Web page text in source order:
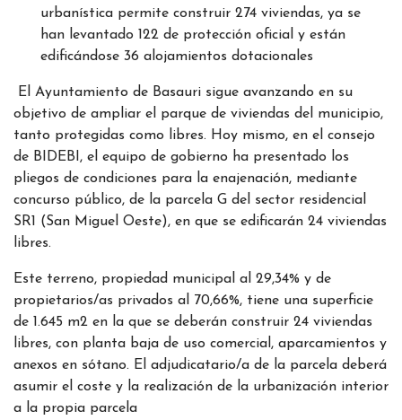
urbanística permite construir 274 viviendas, ya se
han levantado 122 de protección oficial y están
edificándose 36 alojamientos dotacionales
El Ayuntamiento de Basauri sigue avanzando en su
objetivo de ampliar el parque de viviendas del municipio,
tanto protegidas como libres. Hoy mismo, en el consejo
de BIDEBI, el equipo de gobierno ha presentado los
pliegos de condiciones para la enajenación, mediante
concurso público, de la parcela G del sector residencial
SR1 (San Miguel Oeste), en que se edificarán 24 viviendas
libres.
Este terreno, propiedad municipal al 29,34% y de
propietarios/as privados al 70,66%, tiene una superficie
de 1.645 m2 en la que se deberán construir 24 viviendas
libres, con planta baja de uso comercial, aparcamientos y
anexos en sótano. El adjudicatario/a de la parcela deberá
asumir el coste y la realización de la urbanización interior
a la propia parcela